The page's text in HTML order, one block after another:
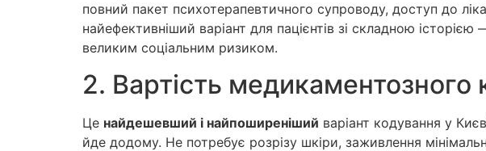
повний пакет психотерапевтичного супроводу, доступ до
найефективніший варіант для пацієнтів зі складною
великим соціальним ризиком.
2. Вартість медикаментозного
Це найдешевший і найпоширеніший варіант кодування у
йде додому. Не потребує розрізу шкіри, заживлення